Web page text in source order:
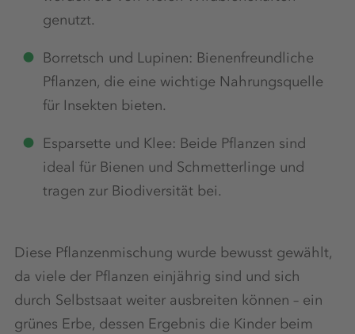
genutzt.
Borretsch und Lupinen: Bienenfreundliche
Pflanzen, die eine wichtige Nahrungsquelle
für Insekten bieten.
Esparsette und Klee: Beide Pflanzen sind
ideal für Bienen und Schmetterlinge und
tragen zur Biodiversität bei.
Diese Pflanzenmischung wurde bewusst gewählt,
da viele der Pflanzen einjährig sind und sich
durch Selbstsaat weiter ausbreiten können – ein
grünes Erbe, dessen Ergebnis die Kinder beim